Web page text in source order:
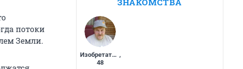
потоки
Земли.
Изобретатель ,
48